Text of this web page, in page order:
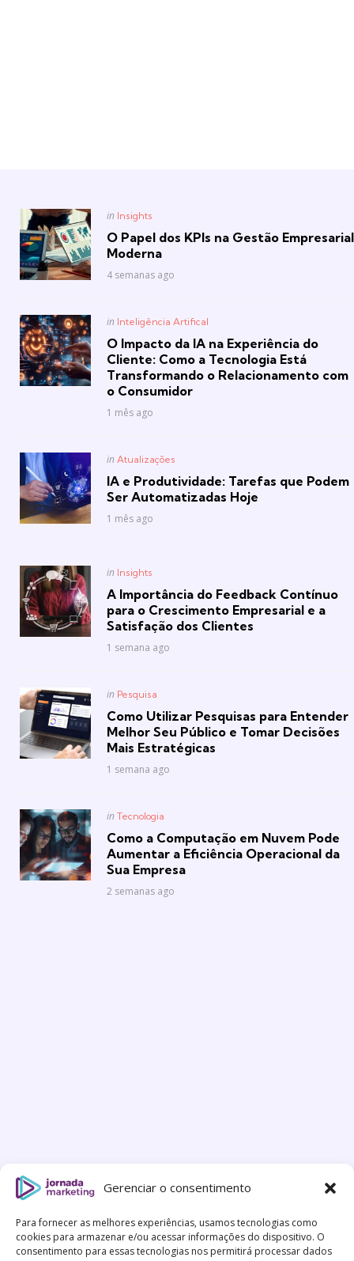
Gerenciar o consentimento
Para fornecer as melhores experiências, usamos tecnologias como
cookies para armazenar e/ou acessar informações do dispositivo. O
consentimento para essas tecnologias nos permitirá processar dados
Posted
in Insights
O Papel dos KPIs na Gestão Empresarial
Moderna
4 semanas ago
Posted
in Inteligência Artifical
O Impacto da IA na Experiência do
Cliente: Como a Tecnologia Está
Transformando o Relacionamento com
o Consumidor
1 mês ago
Posted
in Atualizações
IA e Produtividade: Tarefas que Podem
Ser Automatizadas Hoje
1 mês ago
Posted
in Insights
A Importância do Feedback Contínuo
para o Crescimento Empresarial e a
Satisfação dos Clientes
1 semana ago
Posted
in Pesquisa
Como Utilizar Pesquisas para Entender
Melhor Seu Público e Tomar Decisões
Mais Estratégicas
1 semana ago
Posted
in Tecnologia
Como a Computação em Nuvem Pode
Aumentar a Eficiência Operacional da
Sua Empresa
2 semanas ago